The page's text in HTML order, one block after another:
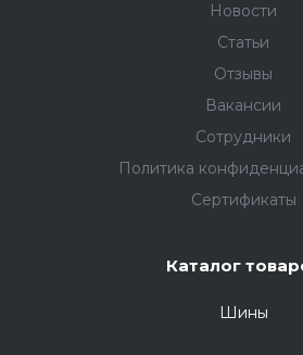
Новости
Статьи
Отзывы
Вакансии
Сотрудники
Политика
Сертификаты
Каталог
Шины